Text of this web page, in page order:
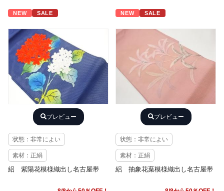
NEW SALE
プレビュー
状態：非常によい
素材：正絹
絽 紫陽花模様織出し名古屋帯
NEW SALE
プレビュー
状態：非常によい
素材：正絹
絽 抽象花葉模様織出し名古屋帯